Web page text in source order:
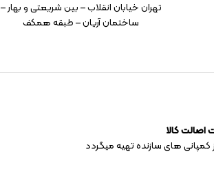
تهران خیابان انقلاب – بین شریعتی و بهار –
ساختمان آریان – طبقه همکف
اصالت کالا
های سازنده تهیه میگردد